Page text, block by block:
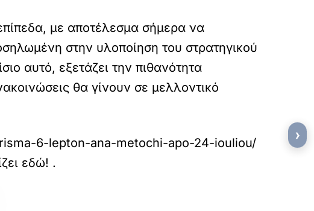
με αποτέλεσμα σήμερα να
στην υλοποίηση του στρατηγικού
αυτό, εξετάζει την πιθανότητα
θα γίνουν σε μελλοντικό
6-lepton-ana-metochi-apo-24-iouliou/
εδώ! .
›